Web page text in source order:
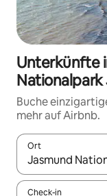
Unterkünfte
Buche
mehr auf Airbnb.
Ort
Wenn
Check-in